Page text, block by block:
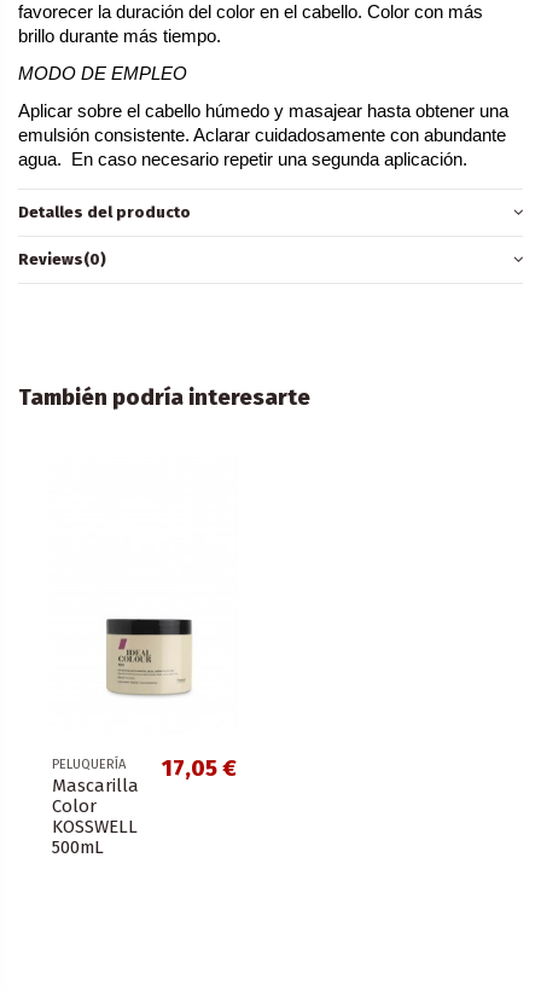
favorecer la duración del color en el cabello. Color con más
brillo durante más tiempo.
MODO DE EMPLEO
Aplicar sobre el cabello húmedo y masajear hasta obtener una
emulsión consistente. Aclarar cuidadosamente con abundante
agua.  En caso necesario repetir una segunda aplicación.
Detalles del producto
Reviews(0)
También podría interesarte
PELUQUERÍA
Mascarilla
Color
KOSSWELL
500mL
17,05 €